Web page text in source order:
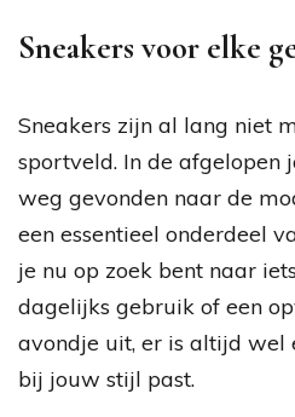
Sneakers voor elke
Sneakers zijn al lang niet
sportveld. In de afgelopen
weg gevonden naar de
een essentieel onderdeel
je nu op zoek bent naar
dagelijks gebruik of een
avondje uit, er is altijd wel
bij jouw stijl past.